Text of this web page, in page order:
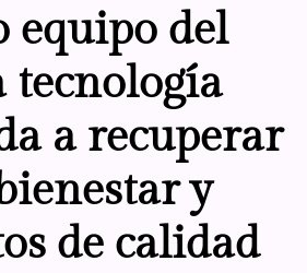
equipo del
tecnología
a recuperar
y
de calidad